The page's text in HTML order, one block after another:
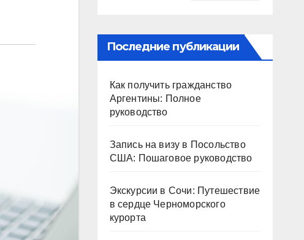
Последние публикации
Как получить гражданство
Аргентины: Полное
руководство
Запись на визу в Посольство
США: Пошаговое руководство
Экскурсии в Сочи: Путешествие
в сердце Черноморского
курорта